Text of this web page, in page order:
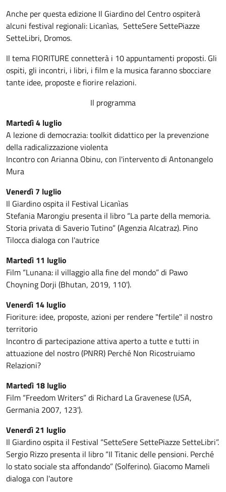
Anche per questa edizione Il Giardino del Centro ospiterà
alcuni festival regionali: Licanìas, SetteSere SettePiazze
SetteLibri, Dromos.
Il tema FIORITURE connetterà i 10 appuntamenti proposti. Gli
ospiti, gli incontri, i libri, i film e la musica faranno sbocciare
tante idee, proposte e fiorire relazioni.
Il programma
Martedì 4 luglio
A lezione di democrazia: toolkit didattico per la prevenzione
della radicalizzazione violenta
Incontro con Arianna Obinu, con l'intervento di Antonangelo
Mura
Venerdì 7 luglio
Il Giardino ospita il Festival Licanìas
Stefania Marongiu presenta il libro “La parte della memoria.
Storia privata di Saverio Tutino” (Agenzia Alcatraz). Pino
Tilocca dialoga con l'autrice
Martedì 11 luglio
Film “Lunana: il villaggio alla fine del mondo” di Pawo
Choyning Dorji (Bhutan, 2019, 110').
Venerdì 14 luglio
Fioriture: idee, proposte, azioni per rendere "fertile" il nostro
territorio
Incontro di partecipazione attiva aperto a tutte e tutti in
attuazione del nostro (PNRR) Perché Non Ricostruiamo
Relazioni?
Martedì 18 luglio
Film “Freedom Writers” di Richard La Gravenese (USA,
Germania 2007, 123').
Venerdì 21 luglio
Il Giardino ospita il Festival “SetteSere SettePiazze SetteLibri”.
Sergio Rizzo presenta il libro “Il Titanic delle pensioni. Perché
lo stato sociale sta affondando” (Solferino). Giacomo Mameli
dialoga con l'autore